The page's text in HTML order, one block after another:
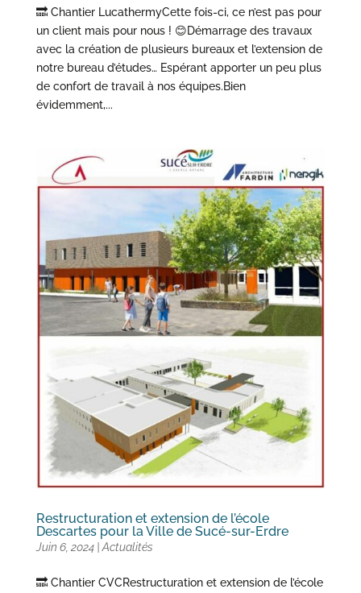
🔜 Chantier LucathermyCette fois-ci, ce n’est pas pour
un client mais pour nous ! 😊Démarrage des travaux
avec la création de plusieurs bureaux et l’extension de
notre bureau d’études… Espérant apporter un peu plus
de confort de travail à nos équipes.Bien
évidemment,...
Restructuration et extension de l’école
Descartes pour la Ville de Sucé-sur-Erdre
Juin 6, 2024|Actualités
🔜 Chantier CVCRestructuration et extension de l’école